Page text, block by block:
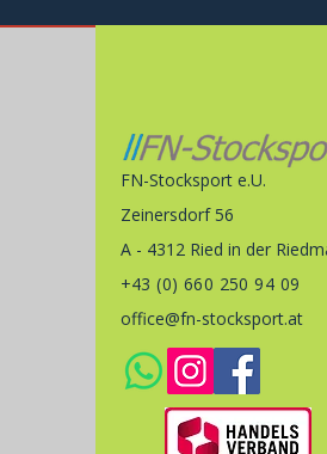
FN-Stocksport e.U.
Zeinersdorf 56
A - 4312 Ried in der
+43 (0) 660 250 94 09
office@fn-stocksport.at